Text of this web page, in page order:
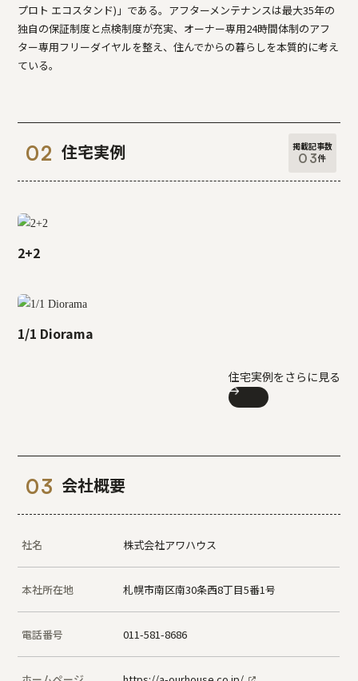
プロト エコスタンド)」である。アフターメンテナンスは最大35年の
独自の保証制度と点検制度が充実、オーナー専用24時間体制のアフ
ター専用フリーダイヤルを整え、住んでからの暮らしを本質的に考え
ている。
住宅実例 掲載記事数
03件
2+2
1/1 Diorama
住宅実例をさらに見る
会社概要
社名 株式会社アワハウス
本社所在地 札幌市南区南30条西8丁目5番1号
電話番号 011-581-8686